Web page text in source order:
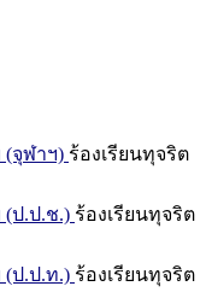
(จุฬาฯ) ร้องเรียนทุจริต
(ป.ป.ช.) ร้องเรียนทุจริต
(ป.ป.ท.) ร้องเรียนทุจริต